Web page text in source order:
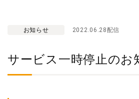
お知らせ 2022.06.28配信
サービス一時停止のお